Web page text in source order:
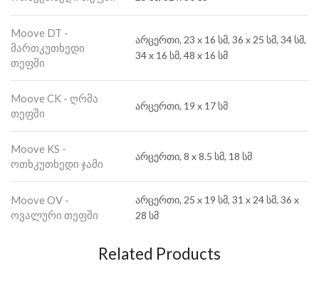
Moove DT -
მართკუთხედი
თეფში
არცერთი, 23 x 16 სმ, 36 x 25 სმ, 34 სმ,
34 x 16 სმ, 48 x 16 სმ
Moove CK - ღრმა
თეფში
არცერთი, 19 x 17 სმ
Moove KS -
ოთხკუთხედი ჯამი
არცერთი, 8 x 8.5 სმ, 18 სმ
Moove OV -
ოვალური თეფში
არცერთი, 25 x 19 სმ, 31 x 24 სმ, 36 x
28 სმ
Related Products